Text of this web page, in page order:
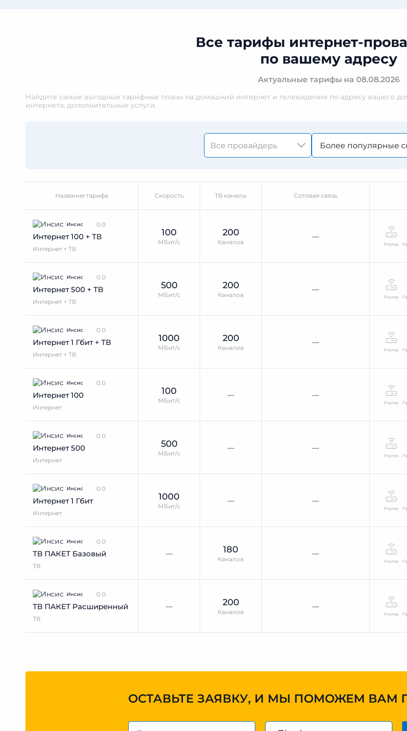
Все тарифы интернет-
по вашему адресу
Актуальные тарифы на 08.08.2026
Найдите самые выгодные тарифные планы на домашний интернет и телевидение по адресу вашего
интернета, дополнительные услуги.
Более популярные
Название тарифа Скорость ТВ каналы Сотовая связь
Инсис 0.0
Интернет 100 + ТВ
Интернет + ТВ
100
МБит/с
200
Каналов
—
Роутер
Инсис 0.0
Интернет 500 + ТВ
Интернет + ТВ
500
МБит/с
200
Каналов
—
Роутер
Инсис 0.0
Интернет 1 Гбит + ТВ
Интернет + ТВ
1000
МБит/с
200
Каналов
—
Роутер
Инсис 0.0
Интернет 100
Интернет
100
МБит/с
— —
Роутер
Инсис 0.0
Интернет 500
Интернет
500
МБит/с
— —
Роутер
Инсис 0.0
Интернет 1 Гбит
Интернет
1000
МБит/с
— —
Роутер
Инсис 0.0
ТВ ПАКЕТ Базовый
ТВ
— 180
Каналов
—
Роутер
Инсис 0.0
ТВ ПАКЕТ Расширенный
ТВ
— 200
Каналов
—
Роутер
ОСТАВЬТЕ ЗАЯВКУ, И МЫ ПОМОЖЕМ ВАМ